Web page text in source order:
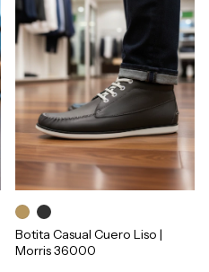
Botita Casual Cuero Liso |
Morris 36000